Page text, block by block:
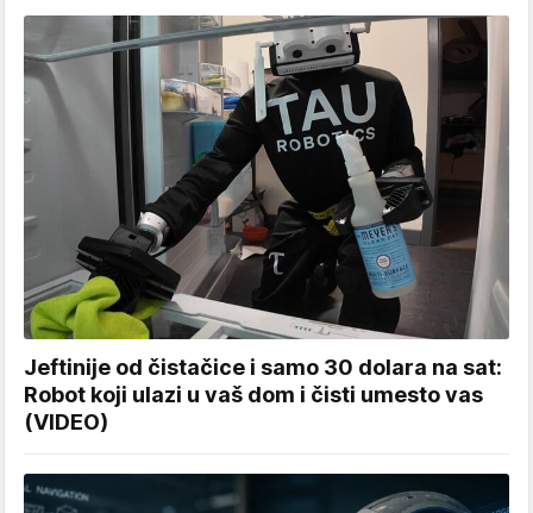
Jeftinije od čistačice i samo 30 dolara na sat:
Robot koji ulazi u vaš dom i čisti umesto vas
(VIDEO)